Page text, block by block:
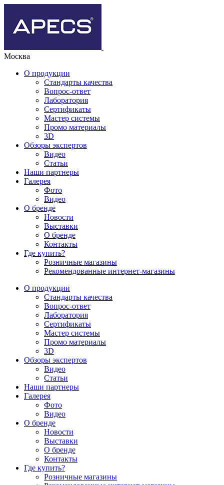
Москва
О продукции
Стандарты качества
Вопрос-ответ
Лаборатория
Сертификаты
Мастер системы
Промо материалы
3D
Обзоры экспертов
Видео
Статьи
Наши партнеры
Галерея
Фото
Видео
О бренде
Новости
Выставки
О бренде
Контакты
Где купить?
Розничные магазины
Рекомендованные интернет-магазины
О продукции
Стандарты качества
Вопрос-ответ
Лаборатория
Сертификаты
Мастер системы
Промо материалы
3D
Обзоры экспертов
Видео
Статьи
Наши партнеры
Галерея
Фото
Видео
О бренде
Новости
Выставки
О бренде
Контакты
Где купить?
Розничные магазины